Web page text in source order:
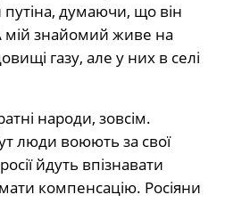
путіна, думаючи, що він
мій знайомий живе на
газу, але у них в селі
народи, зовсім.
люди воюють за свої
йдуть впізнавати
компенсацію. Росіяни